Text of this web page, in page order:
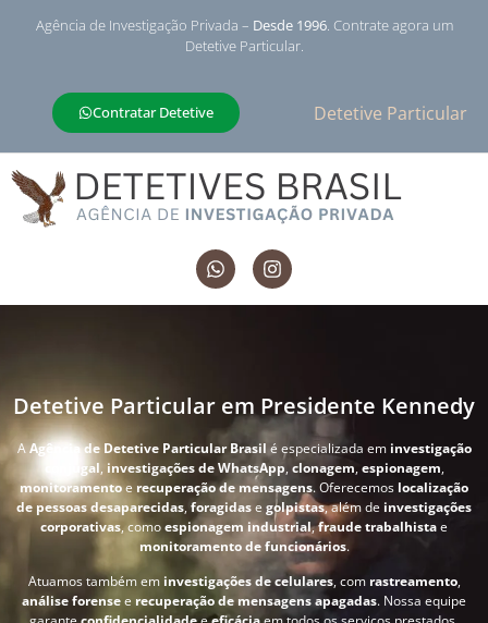
Agência de Investigação Privada – Desde 1996. Contrate agora um
Detetive Particular.
Contratar Detetive Detetive Particular
Detetive Particular em Presidente Kennedy
AAgência de Detetive Particular Brasil é especializada em investigação
conjugal, investigações de WhatsApp, clonagem,espionagem,
monitoramentoe recuperação de mensagens. Oferecemos localização
de pessoas desaparecidas, foragidase golpistas, além de investigações
corporativas, comoespionagem industrial,fraude trabalhistae
monitoramento de funcionários.
Atuamos também em investigações de celulares, com rastreamento,
análise forensee recuperação de mensagens apagadas. Nossa equipe